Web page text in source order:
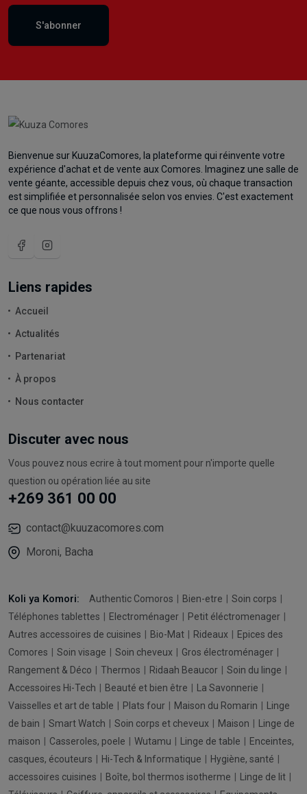
S'abonner
Bienvenue sur KuuzaComores, la plateforme qui réinvente votre
expérience d'achat et de vente aux Comores. Imaginez une salle de
vente géante, accessible depuis chez vous, où chaque transaction
est simplifiée et personnalisée selon vos envies. C'est exactement
ce que nous vous offrons !
Liens rapides
Accueil
Actualités
Partenariat
À propos
Nous contacter
Discuter avec nous
Vous pouvez nous ecrire à tout moment pour n'importe quelle
question ou opération liée au site
+269 361 00 00
contact@kuuzacomores.com
Moroni, Bacha
Koli ya Komori: Authentic Comoros Bien-etre
Soin corps
Téléphones tablettes
Electroménager
Petit éléctromenager
Autres accessoires de cuisines
Bio-Mat Rideaux
Epices des
Comores
Soin visage Soin cheveux
Gros électroménager
Rangement & Déco
Thermos Ridaah Beaucor
Soin du linge
Accessoires Hi-Tech
Beauté et bien être
La Savonnerie
Vaisselles et art de table
Plats four Maison du Romarin
Linge
de bain
Smart Watch Soin corps et cheveux Maison
Linge de
maison
Casseroles, poele Wutamu Linge de table
Enceintes,
casques, écouteurs
Hi-Tech & Informatique
Hygiène, santé
accessoires cuisines
Boîte, bol thermos isotherme
Linge de lit